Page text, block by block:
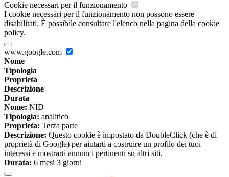
Cookie necessari per il funzionamento
I cookie necessari per il funzionamento non possono essere
disabilitati. È possibile consultare l'elenco nella pagina della cookie
policy.
www.google.com
Nome
Tipologia
Proprieta
Descrizione
Durata
Nome: NID
Tipologia: analitico
Proprieta: Terza parte
Descrizione: Questo cookie è impostato da DoubleClick (che è di
proprietà di Google) per aiutarti a costruire un profilo dei tuoi
interessi e mostrarti annunci pertinenti su altri siti.
Durata: 6 mesi 3 giorni